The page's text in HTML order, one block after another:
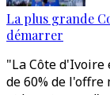
La plus grande
démarrer
"La Côte d'Ivoire
de 60% de l'offre